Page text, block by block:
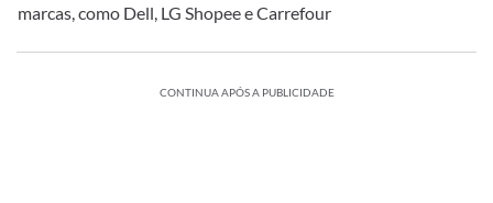
marcas, como Dell, LG Shopee e Carrefour
CONTINUA APÓS A PUBLICIDADE